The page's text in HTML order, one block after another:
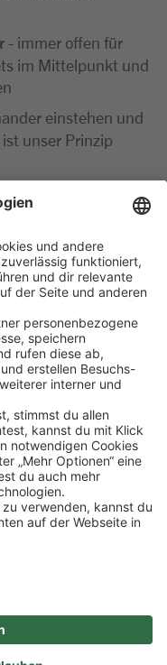
- immer offen für
im Mittelpunkt und
einstehen und
unser Prinzip
Anschluss an deine
E-Mail oder
sehen.
Einstellungen